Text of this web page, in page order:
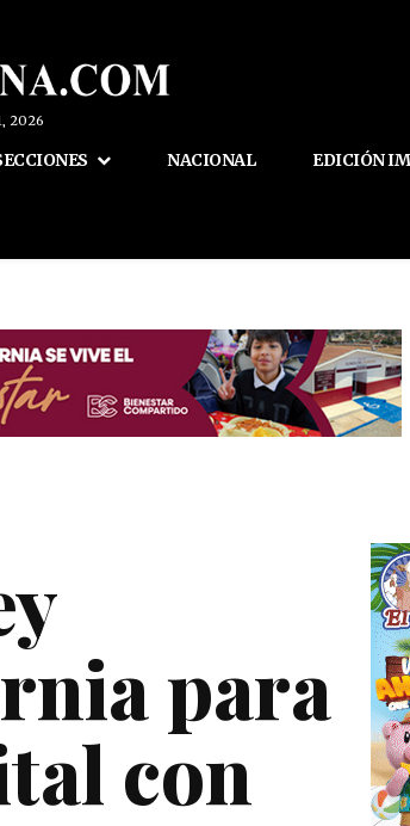
2026
NACIONAL EDICIÓN
para
con